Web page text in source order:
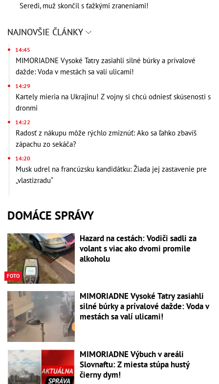
Seredi, muž skončil s ťažkými zraneniami!
NAJNOVŠIE ČLÁNKY
14:45
MIMORIADNE Vysoké Tatry zasiahli silné búrky a prívalové
dažde: Voda v mestách sa valí ulicami!
14:29
Kartely mieria na Ukrajinu! Z vojny si chcú odniesť skúsenosti s
dronmi
14:22
Radosť z nákupu môže rýchlo zmiznúť: Ako sa ľahko zbavíš
zápachu zo sekáča?
14:20
Musk udrel na francúzsku kandidátku: Žiada jej zastavenie pre
„vlastizradu“
DOMÁCE SPRÁVY
FOTO
Hazard na cestách: Vodiči sadli za
volant s viac ako dvomi promile
alkoholu
MIMORIADNE Vysoké Tatry zasiahli
silné búrky a prívalové dažde: Voda v
mestách sa valí ulicami!
MIMORIADNE Výbuch v areáli
Slovnaftu: Z miesta stúpa hustý
čierny dym!